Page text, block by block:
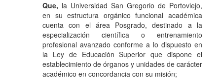
Que, la Universidad San Gregorio de Portoviejo,
en su estructura orgánico funcional académica
cuenta con el área Posgrado, destinado a la
especialización científica o entrenamiento
profesional avanzado conforme a lo dispuesto en
la Ley de Educación Superior que dispone el
establecimiento de órganos y unidades de carácter
académico en concordancia con su misión;